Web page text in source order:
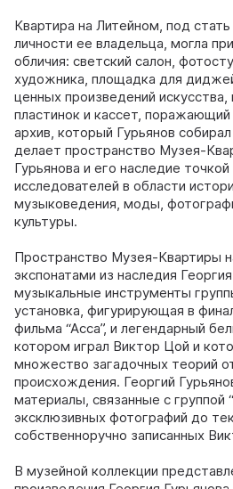
Квартира на Литейном, под
личности ее владельца, могла
обличия: светский салон,
художника, площадка для
ценных произведений
пластинок и кассет,
архив, который Гурьянов
делает пространство Музея-
Гурьянова и его наследие
исследователей в области
музыковедения, моды,
культуры.
Пространство Музея-Квартиры
экспонатами из наследия
музыкальные инструменты
установка, фигурирующая в
фильма “Асса”, и легендарный
котором играл Виктор Цой и
множество загадочных теорий
происхождения. Георгий
материалы, связанные с группой
эксклюзивных фотографий до
собственноручно записанных
В музейной коллекции